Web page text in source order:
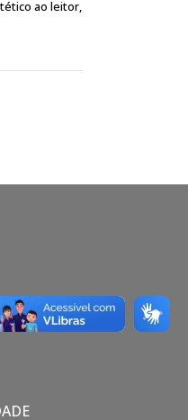
ao leitor,